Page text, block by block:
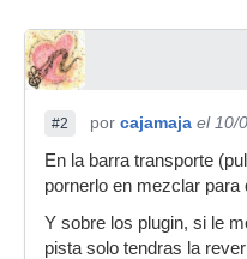
#2 por cajamaja el 10/
En la barra transporte
pornerlo en mezclar para
Y sobre los plugin, si le
pista solo tendras la